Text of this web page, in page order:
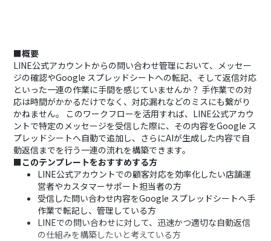
■概要
LINE公式アカウントからの問い合わせ管理において、メッセー
ジの確認やGoogle スプレッドシートへの転記、そして返信対応
といった一連の作業に手間を感じていませんか？ 手作業での対
応は時間がかかるだけでなく、対応漏れなどのミスにも繋がり
かねません。 このワークフローを活用すれば、LINE公式アカウ
ントで特定のメッセージを受信した際に、その内容をGoogle ス
プレッドシートへ自動で追加し、さらにAIが生成した内容で自
動返信までを行う一連の流れを構築できます。
■このテンプレートをおすすめする方
LINE公式アカウントでの顧客対応を効率化したい店舗運
営者やカスタマーサポート担当者の方
受信した問い合わせ内容をGoogle スプレッドシートへ手
作業で転記し、管理している方
LINEでの問い合わせに対して、迅速かつ適切な自動返信
の仕組みを構築したいと考えている方